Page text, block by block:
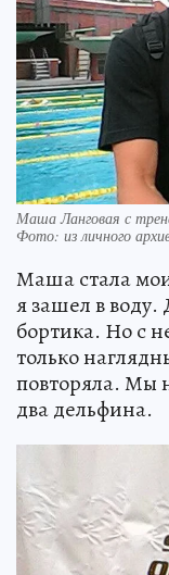
Маша Ланговая с
Фото: из личного
Маша стала
я зашел в воду.
бортика. Но с
только
повторяла. Мы
два дельфина.